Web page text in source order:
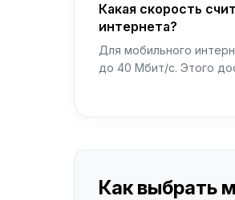
Какая скорость
интернета?
Для мобильного
до 40 Мбит/с. Этого
Как выбрать